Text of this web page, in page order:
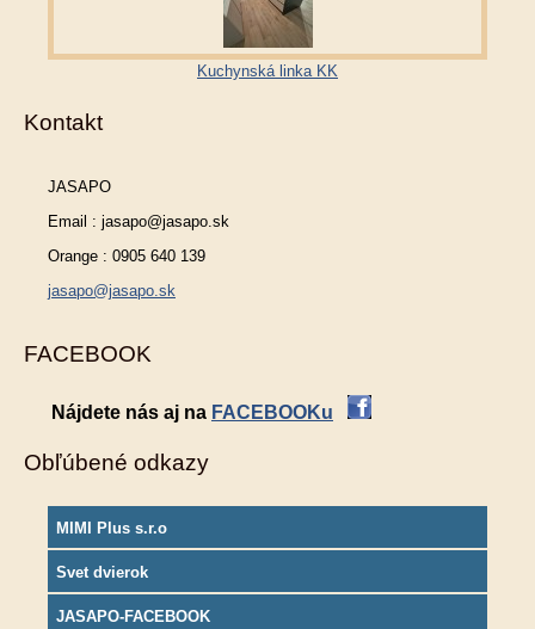
Kuchynská linka KK
Kontakt
JASAPO
Email : jasapo@jasapo.sk
Orange : 0905 640 139
jasapo@jasapo.sk
FACEBOOK
Nájdete nás aj na FACEBOOKu
Obľúbené odkazy
MIMI Plus s.r.o
Svet dvierok
JASAPO-FACEBOOK